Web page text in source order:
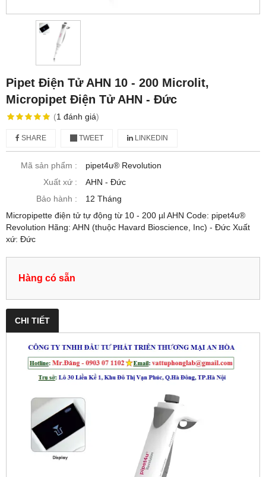
Pipet Điện Tử AHN 10 - 200 Microlit,
Micropipet Điện Tử AHN - Đức
(1 đánh giá)
SHARE TWEET LINKEDIN
Mã sản phẩm :
pipet4u® Revolution
Xuất xứ :
AHN - Đức
Bảo hành :
12 Tháng
Micropipette điện tử tự động từ 10 - 200 µl AHN Code: pipet4u®
Revolution Hãng: AHN (thuộc Havard Bioscience, Inc) - Đức Xuất
xứ: Đức
Hàng có sẵn
CHI TIẾT